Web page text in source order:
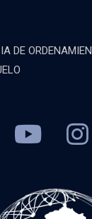
DE